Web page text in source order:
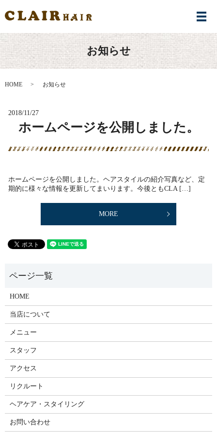
メ
お知らせ
HOME お知らせ
2018/11/27
ホームページを公開しました。
ホームページを公開しました。ヘアスタイルの紹介写真など、定
期的に様々な情報を更新してまいります。今後ともCLA […]
MORE
HOME
当店について
メニュー
スタッフ
アクセス
リクルート
ヘアケア・スタイリング
お問い合わせ